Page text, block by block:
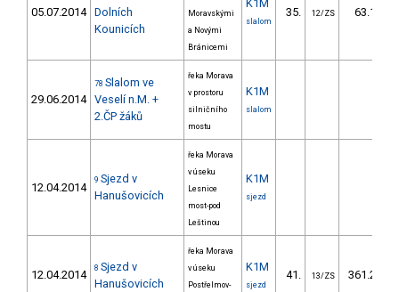
05.07.2014 Dolních
Kounicích
Moravskými
a Novými
Bránicemi
K1M
slalom
35. 12/ZS 63.10
29.06.2014
78 Slalom ve
Veselí n.M. +
2.ČP žáků
řeka Morava
v prostoru
silničního
mostu
K1M
slalom
12.04.2014
9 Sjezd v
Hanušovicích
řeka Morava
v úseku
Lesnice
most-pod
Leštinou
K1M
sjezd
12.04.2014 8 Sjezd v
Hanušovicích
řeka Morava
v úseku
Postřelmov-
K1M
sjezd
41. 13/ZS 361.20